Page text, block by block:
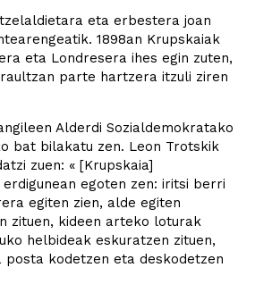
eta erbestera joan
1898an Krupskaiak
eta Londresera ihes egin zuten,
parte hartzera itzuli ziren
Alderdi Sozialdemokratako
bat bilakatu zen. Leon Trotskik
zuen: « [Krupskaia]
egoten zen: iritsi berri
egiten zien, alde egiten
zituen, kideen arteko loturak
helbideak eskuratzen zituen,
posta kodetzen eta deskodetzen